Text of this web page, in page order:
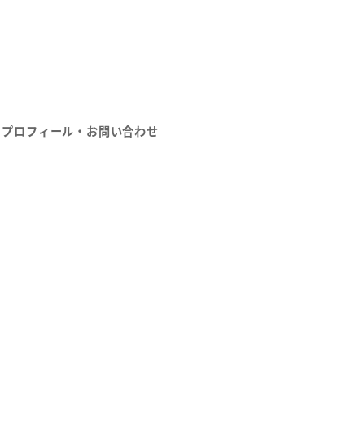
プロフィール・お問い合わせ